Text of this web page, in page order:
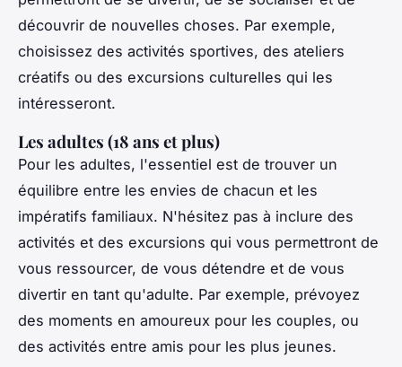
découvrir de nouvelles choses. Par exemple,
choisissez des activités sportives, des ateliers
créatifs ou des excursions culturelles qui les
intéresseront.
Les adultes (18 ans et plus)
Pour les adultes, l'essentiel est de trouver un
équilibre entre les envies de chacun et les
impératifs familiaux. N'hésitez pas à inclure des
activités et des excursions qui vous permettront de
vous ressourcer, de vous détendre et de vous
divertir en tant qu'adulte. Par exemple, prévoyez
des moments en amoureux pour les couples, ou
des activités entre amis pour les plus jeunes.